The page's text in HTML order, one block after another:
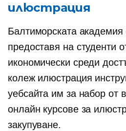
илюстрация
Балтиморската
предоставя на студенти
икономически среди
колежилюстрация
уебсайта им за набор от
онлайн курсове за
закупуване.